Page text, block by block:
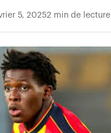
5, 20252 min de lecture